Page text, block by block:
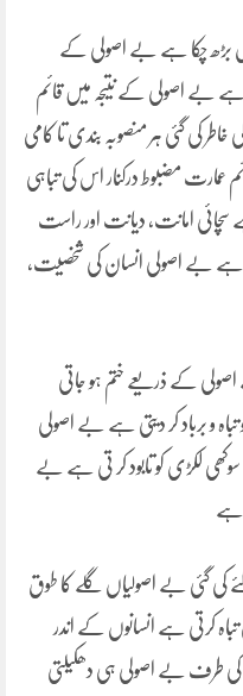
بڑھ چکا ہے بے اصولی کے
بے اصولی کے نتیجہ میں قائم
کی گئی ہر منصوبہ بندی تا کامی
مضبوط درکنار اس کی تباہی
امانت، دیانت اور راست
ہے بے اصولی انسان کی شخصیت،
کے ذریعے ختم ہو جاتی
تباہ و برباد کر دیتی ہے بے اصولی
لکڑی کو تابود کر تی ہے بے
ہے
کی گئی بے اصولیاں گلے کا طوق
کرتی ہے انسانوں کے اندر
کی طرف بے اصولی ہی دھکیلتی